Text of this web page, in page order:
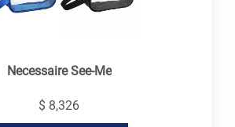
Necessaire See-Me
$ 8,326